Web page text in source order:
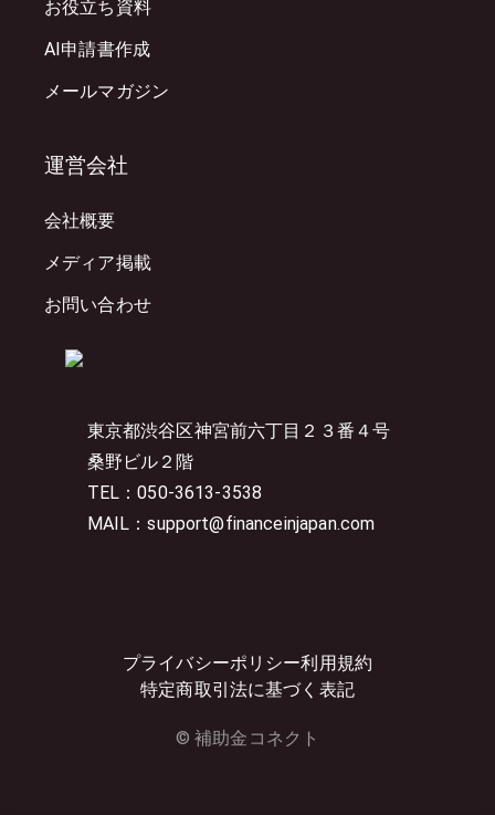
東京都渋谷区神宮前六丁目２３番４号
桑野ビル２階
TEL：050-3613-3538
MAIL：support@financeinjapan.com
プライバシーポリシー利用規約
特定商取引法に基づく表記
© 補助金コネクト
お役立ち資料
AI申請書作成
メールマガジン
運営会社
会社概要
メディア掲載
お問い合わせ